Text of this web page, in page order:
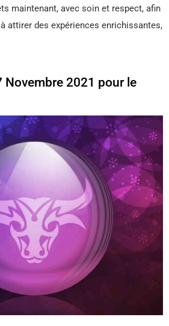
maintenant, avec soin et respect, afin
attirer des expériences enrichissantes,
Novembre 2021 pour le